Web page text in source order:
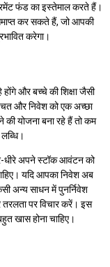
फंड का इस्तेमाल करते हैं।
कर सकते हैं, जो आपकी
करेगा।
और बच्चे की शिक्षा जैसी
और निवेश को एक अच्छा
योजना बना रहे हैं तो कम
लब्धि।
अपने स्टॉक आवंटन को
यदि आपका निवेश अब
अन्य साधन में पुनर्निवेश
तरलता पर विचार करें। इस
खास होना चाहिए।